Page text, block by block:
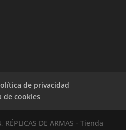
de privacidad
de cookies
DE ARMAS - Tienda